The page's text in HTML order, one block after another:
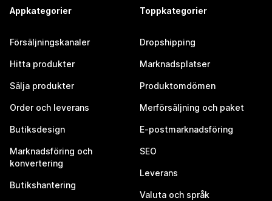
Appkategorier
Försäljningskanaler
Hitta produkter
Sälja produkter
Order och leverans
Butiksdesign
Marknadsföring och
konvertering
Butikshantering
Toppkategorier
Dropshipping
Marknadsplatser
Produktomdömen
Merförsäljning och paket
E-postmarknadsföring
SEO
Leverans
Valuta och språk